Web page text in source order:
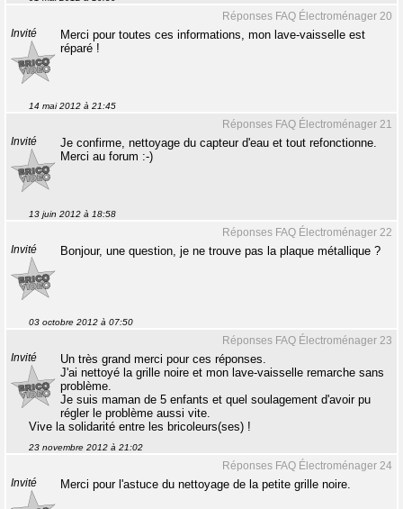
Réponses FAQ Électroménager 20
Invité
Merci pour toutes ces informations, mon lave-vaisselle est
réparé !
14 mai 2012 à 21:45
Réponses FAQ Électroménager 21
Invité
Je confirme, nettoyage du capteur d'eau et tout refonctionne.
Merci au forum :-)
13 juin 2012 à 18:58
Réponses FAQ Électroménager 22
Invité Bonjour, une question, je ne trouve pas la plaque métallique ?
03 octobre 2012 à 07:50
Réponses FAQ Électroménager 23
Invité
Un très grand merci pour ces réponses.
J'ai nettoyé la grille noire et mon lave-vaisselle remarche sans
problème.
Je suis maman de 5 enfants et quel soulagement d'avoir pu
régler le problème aussi vite.
Vive la solidarité entre les bricoleurs(ses) !
23 novembre 2012 à 21:02
Réponses FAQ Électroménager 24
Invité Merci pour l'astuce du nettoyage de la petite grille noire.